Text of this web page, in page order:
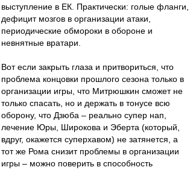
выступление в ЕК. Практически: голые фланги,
дефицит мозгов в организации атаки,
периодические обмороки в обороне и
невнятные вратари.
Вот если закрыть глаза и притвориться, что
проблема концовки прошлого сезона только в
организации игры, что Митрюшкин сможет не
только спасать, но и держать в тонусе всю
оборону, что Дзюба – реально супер нап,
лечение Юры, Широкова и Эберта (который,
вдруг, окажется суперхавом) не затянется, а
тот же Рома снизит проблемы в организации
игры – можно поверить в способность